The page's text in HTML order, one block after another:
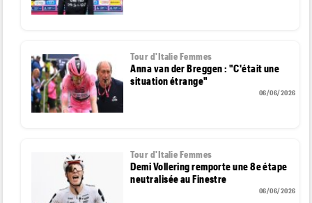
Tour d'Italie Femmes
Anna van der Breggen : "C'était une
situation étrange"
06/06/2026
Tour d'Italie Femmes
Demi Vollering remporte une 8e étape
neutralisée au Finestre
06/06/2026